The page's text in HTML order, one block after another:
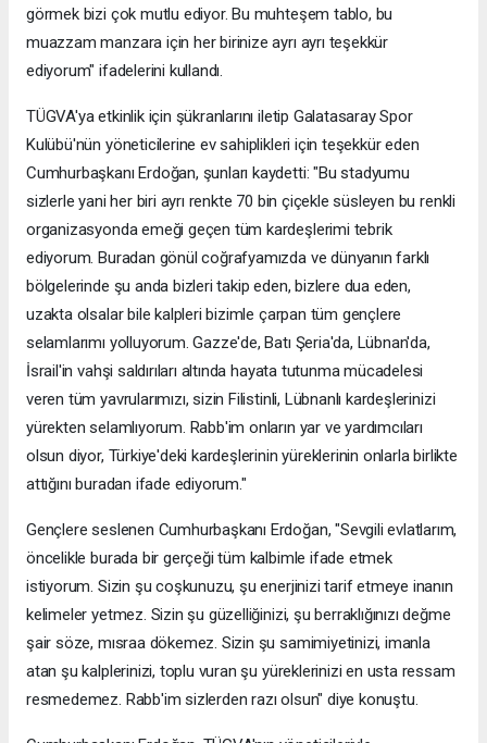
görmek bizi çok mutlu ediyor. Bu muhteşem tablo, bu
muazzam manzara için her birinize ayrı ayrı teşekkür
ediyorum" ifadelerini kullandı.
TÜGVA'ya etkinlik için şükranlarını iletip Galatasaray Spor
Kulübü'nün yöneticilerine ev sahiplikleri için teşekkür eden
Cumhurbaşkanı Erdoğan, şunları kaydetti: "Bu stadyumu
sizlerle yani her biri ayrı renkte 70 bin çiçekle süsleyen bu renkli
organizasyonda emeği geçen tüm kardeşlerimi tebrik
ediyorum. Buradan gönül coğrafyamızda ve dünyanın farklı
bölgelerinde şu anda bizleri takip eden, bizlere dua eden,
uzakta olsalar bile kalpleri bizimle çarpan tüm gençlere
selamlarımı yolluyorum. Gazze'de, Batı Şeria'da, Lübnan'da,
İsrail'in vahşi saldırıları altında hayata tutunma mücadelesi
veren tüm yavrularımızı, sizin Filistinli, Lübnanlı kardeşlerinizi
yürekten selamlıyorum. Rabb'im onların yar ve yardımcıları
olsun diyor, Türkiye'deki kardeşlerinin yüreklerinin onlarla birlikte
attığını buradan ifade ediyorum."
Gençlere seslenen Cumhurbaşkanı Erdoğan, "Sevgili evlatlarım,
öncelikle burada bir gerçeği tüm kalbimle ifade etmek
istiyorum. Sizin şu coşkunuzu, şu enerjinizi tarif etmeye inanın
kelimeler yetmez. Sizin şu güzelliğinizi, şu berraklığınızı değme
şair söze, mısraa dökemez. Sizin şu samimiyetinizi, imanla
atan şu kalplerinizi, toplu vuran şu yüreklerinizi en usta ressam
resmedemez. Rabb'im sizlerden razı olsun" diye konuştu.